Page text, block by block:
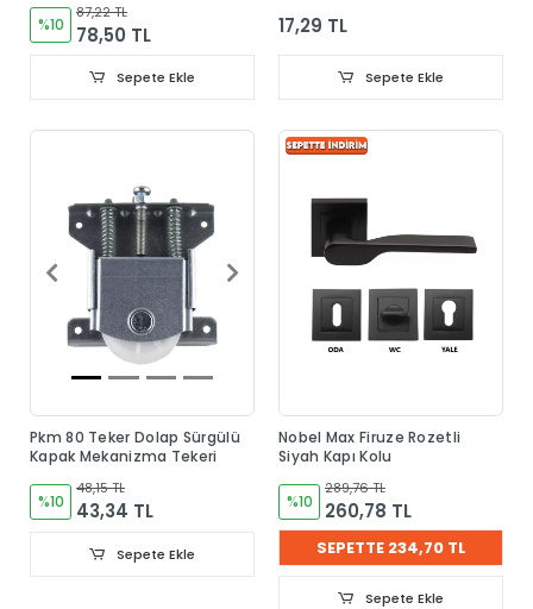
%10
87,22 TL
78,50 TL
Sepete Ekle
17,29 TL
Sepete Ekle
Pkm 80 Teker Dolap Sürgülü
Kapak Mekanizma Tekeri
%10
48,15 TL
43,34 TL
Sepete Ekle
Nobel Max Firuze Rozetli
Siyah Kapı Kolu
%10
289,76 TL
260,78 TL
SEPETTE 234,70 TL
Sepete Ekle